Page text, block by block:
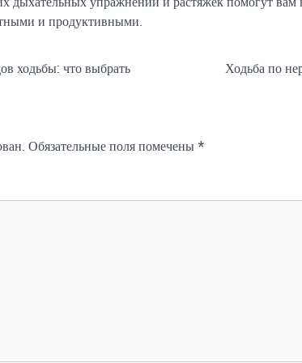
и продуктивными.
ходьбы: что выбрать Ходьба по
Обязательные поля помечены *